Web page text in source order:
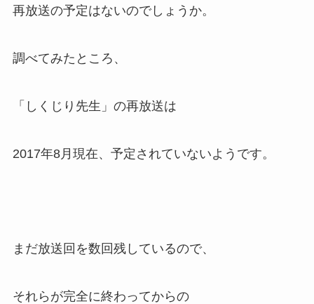
再放送の予定はないのでしょうか。
調べてみたところ、
「しくじり先生」の再放送は
2017年8月現在、予定されていないようです。
まだ放送回を数回残しているので、
それらが完全に終わってからの